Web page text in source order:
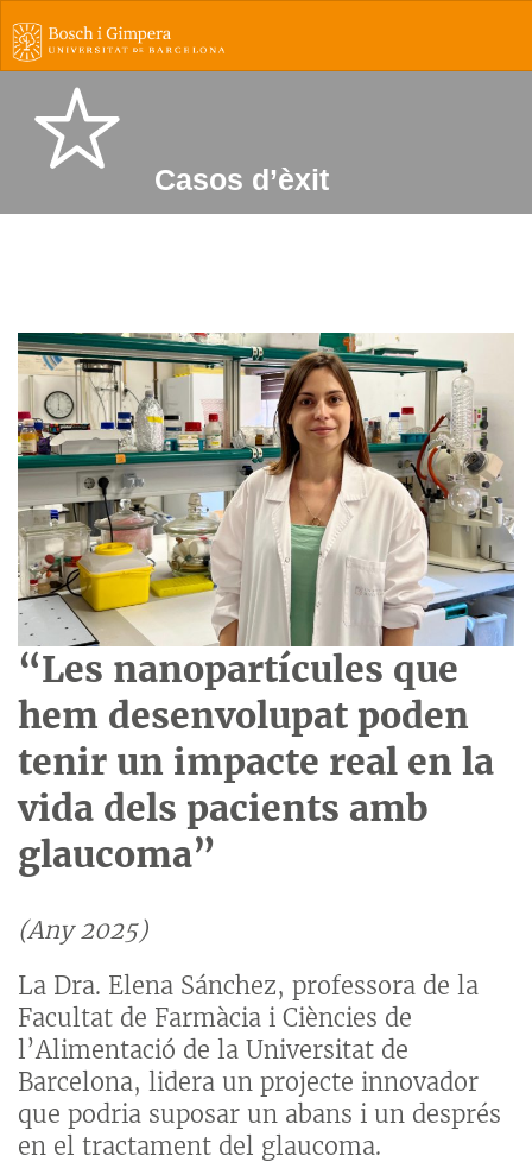
Casos d’èxit
“Les nanopartícules que
hem desenvolupat poden
tenir un impacte real en la
vida dels pacients amb
glaucoma”
(Any 2025)
La Dra. Elena Sánchez, professora de la
Facultat de Farmàcia i Ciències de
l’Alimentació de la Universitat de
Barcelona, lidera un projecte innovador
que podria suposar un abans i un després
en el tractament del glaucoma.